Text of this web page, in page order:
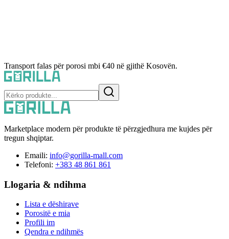
Transport falas për porosi mbi €40 në gjithë Kosovën.
Marketplace modern për produkte të përzgjedhura me kujdes për
tregun shqiptar.
Emaili: info@gorilla-mall.com
Telefoni: +383 48 861 861
Llogaria & ndihma
Lista e dëshirave
Porositë e mia
Profili im
Qendra e ndihmës